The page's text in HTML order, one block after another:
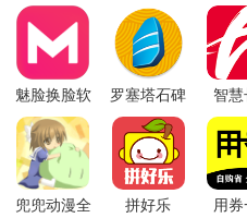
2. 寓教于乐：结合动画与互
3. 安全健康：无广告、无游
影响。
4. 家长友好：提供家长控制
【易卡通点评】
魅脸换脸软
件
罗塞塔石碑
安卓版
智
兜兜动漫全
拼好乐 用